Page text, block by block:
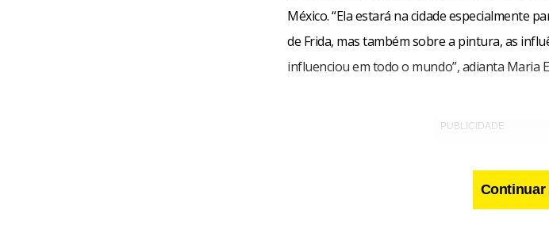
México. “Ela estará na cidade especialmente
de Frida, mas também sobre a pintura, as
influenciou em todo o mundo”, adianta Maria
Continuar